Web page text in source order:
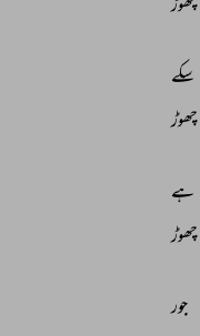
سکے
چھوڑ
ہے
چھوڑ
جور